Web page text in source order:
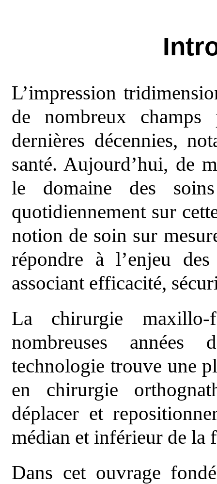
L’impression
de nombreux champs
dernières décennies,
santé. Aujourd’hui, de
le domaine des
quotidiennement sur
notion de soin sur
répondre à l’enjeu
associant efficacité,
La chirurgie maxillo-
nombreuses
technologie trouve une
en chirurgie
déplacer et
médian et inférieur de la
Dans cet ouvrage